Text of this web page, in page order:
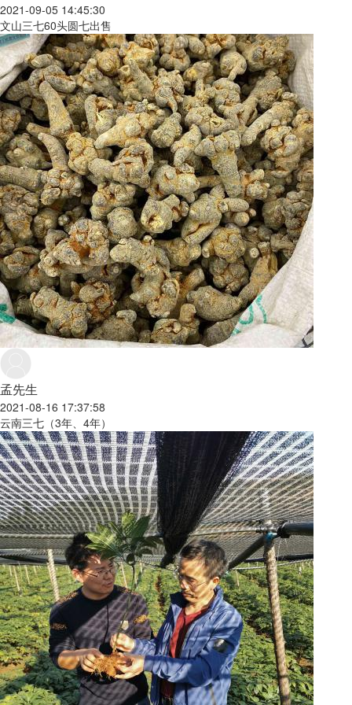
2021-09-05 14:45:30
文山三七60头圆七出售
孟先生
2021-08-16 17:37:58
云南三七（3年、4年）